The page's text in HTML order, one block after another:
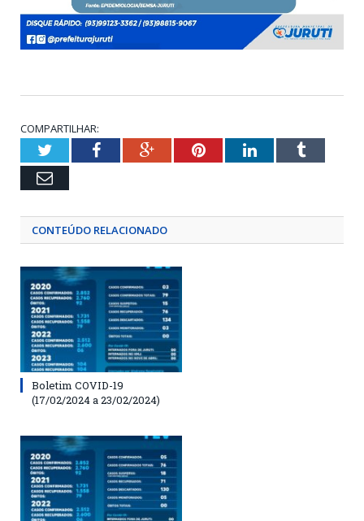
COMPARTILHAR:
TwitterFacebookGoogle+PinterestLinkedInTumblr
Email
CONTEÚDO RELACIONADO
Boletim COVID-19
(17/02/2024 a 23/02/2024)